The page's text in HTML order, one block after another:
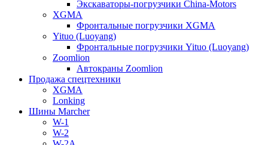
Экскаваторы-погрузчики China-Motors
XGMA
Фронтальные погрузчики XGMA
Yituo (Luoyang)
Фронтальные погрузчики Yituo (Luoyang)
Zoomlion
Автокраны Zoomlion
Продажа спецтехники
XGMA
Lonking
Шины Marcher
W-1
W-2